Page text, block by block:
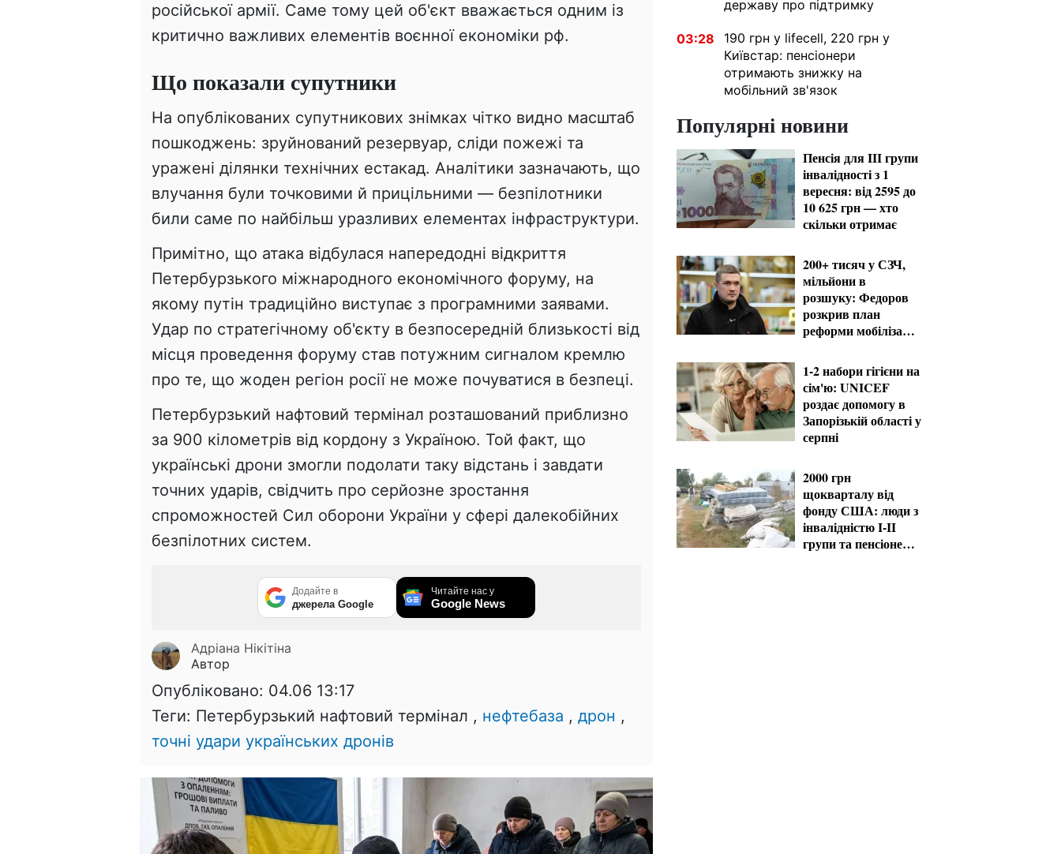
російської армії. Саме тому цей об'єкт вважається одним із
критично важливих елементів воєнної економіки рф.
Що показали супутники
На опублікованих супутникових знімках чітко видно масштаб
пошкоджень: зруйнований резервуар, сліди пожежі та
уражені ділянки технічних естакад. Аналітики зазначають, що
влучання були точковими й прицільними — безпілотники
били саме по найбільш уразливих елементах інфраструктури.
Примітно, що атака відбулася напередодні відкриття
Петербурзького міжнародного економічного форуму, на
якому путін традиційно виступає з програмними заявами.
Удар по стратегічному об'єкту в безпосередній близькості від
місця проведення форуму став потужним сигналом кремлю
про те, що жоден регіон росії не може почуватися в безпеці.
Петербурзький нафтовий термінал розташований приблизно
за 900 кілометрів від кордону з Україною. Той факт, що
українські дрони змогли подолати таку відстань і завдати
точних ударів, свідчить про серйозне зростання
спроможностей Сил оборони України у сфері далекобійних
безпілотних систем.
Додайте в
джерела Google
Читайте нас у
Google News
Адріана Нікітіна
Автор
Опубліковано: 04.06 13:17
Теги: Петербурзький нафтовий термінал , нефтебаза , дрон ,
точні удари українських дронів
державу про підтримку
03:28
190 грн у lifecell, 220 грн у
Київстар: пенсіонери
отримають знижку на
мобільний зв'язок
Популярні новини
Пенсія для III групи
інвалідності з 1
вересня: від 2595 до
10 625 грн — хто
скільки отримає
200+ тисяч у СЗЧ,
мільйони в
розшуку: Федоров
розкрив план
реформи мобілізації
1-2 набори гігієни на
сім'ю: UNICEF
роздає допомогу в
Запорізькій області у
серпні
2000 грн
щокварталу від
фонду США: люди з
інвалідністю I-II
групи та пенсіонери